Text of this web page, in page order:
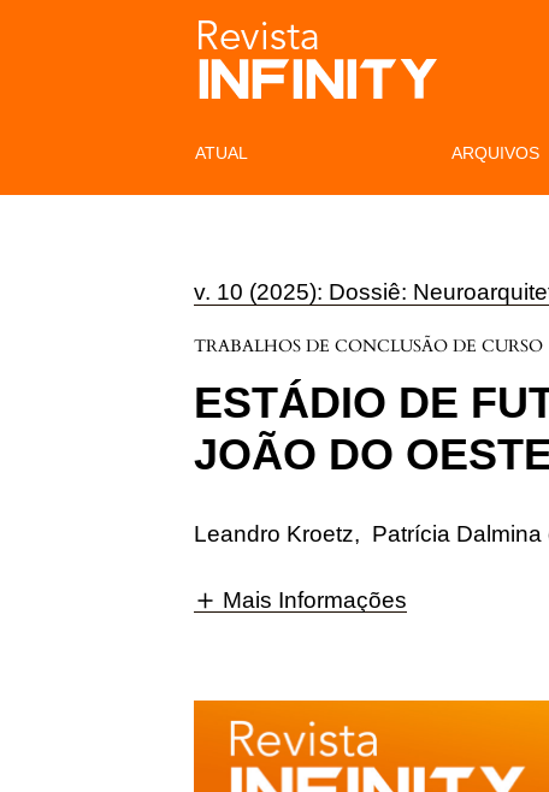
ATUAL ARQUIVOS
v. 10 (2025): Dossiê:
TRABALHOS DE CONCLUSÃO DE CURSO
ESTÁDIO DE
JOÃO DO
Leandro Kroetz, Patrícia Dalmina
Mais Informações